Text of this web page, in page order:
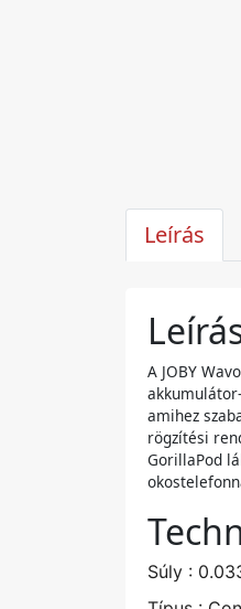
Leírás
A JOBY
amihez
rögzítési
GorillaPod
Súly :